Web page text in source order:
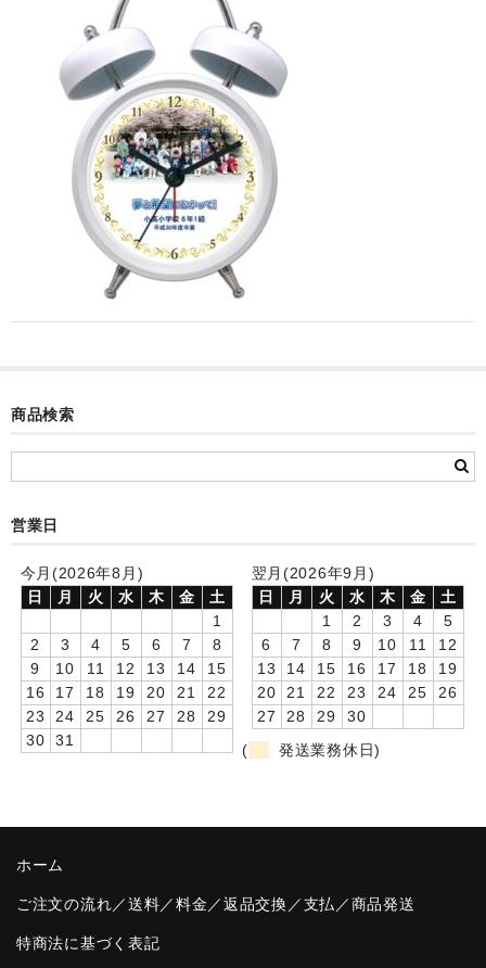
カード付フォトフレームクロック(集合)
目覚まし時計(集合＋個別)
メロディ時計(集合)
音声時計(集合)
目覚まし時計(個別)
お絵かきギャラリープラス(絵＋個別)
メロディ時計(個別)
お絵かきギャラリー
卒園DVDアルバム
卒業記念品
音声入りフォトフレームクロック(集合)
音声入りフォトフレームクロック(校歌)
スポーツウォッチ
商品検索
営業日
今月(2026年8月)
日
月 火 水 木 金
土
1
2
3 4 5 6 7
8
9
10 11 12 13 14
15
16
17 18 19 20 21
22
23
24 25 26 27 28
29
30
31
翌月(2026年9月)
日
月 火 水 木 金
土
1
2 3 4
5
6
7 8 9 10 11
12
13
14 15 16 17 18
19
20
21 22 23 24 25
26
27
28 29
30
(
発送業務休日)
ホーム
ご注文の流れ／送料／料金／返品交換／支払／商品発送
特商法に基づく表記